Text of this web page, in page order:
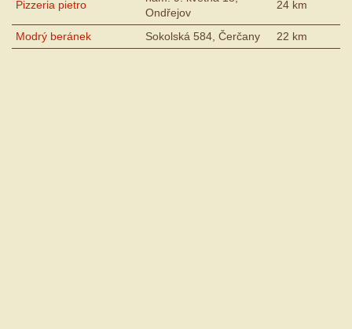
Pizzeria pietro
Ondřejov
24 km
Modrý beránek Sokolská 584, Čerčany 22 km